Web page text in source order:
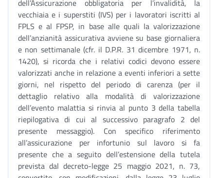
dell’Assicurazione obbligatoria per l’invalidità, la
vecchiaia e i superstiti (IVS) per i lavoratori iscritti al
FPLS e al FPSP, in base alle quali la valorizzazione
dell’anzianità assicurativa avviene su base giornaliera
e non settimanale (cfr. il D.P.R. 31 dicembre 1971, n.
1420), si ricorda che i relativi codici devono essere
valorizzati anche in relazione a eventi inferiori a sette
giorni, nel rispetto del periodo di carenza (per il
dettaglio relativo alla modalità di valorizzazione
dell’evento malattia si rinvia al punto 3 della tabella
riepilogativa di cui al successivo paragrafo 2 del
presente messaggio). Con specifico riferimento
all’assicurazione per infortunio sul lavoro si fa
presente che a seguito dell’estensione della tutela
prevista dal decreto-legge 25 maggio 2021, n. 73,